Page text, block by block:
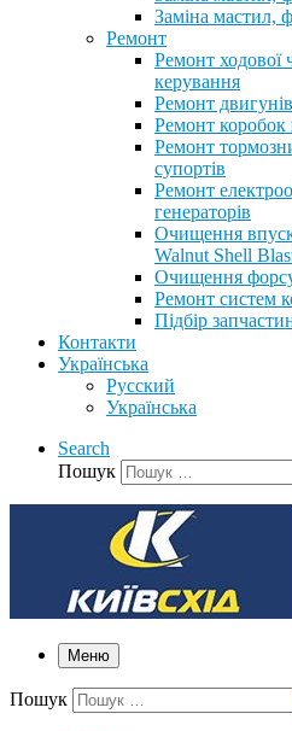
Заміна мастил,
Ремонт
Ремонт ходової
керування
Ремонт двигунів
Ремонт коробок
Ремонт
супортів
Ремонт
генераторів
Очищення
Walnut Shell
Очищення
Ремонт систем
Підбір
Контакти
Українська
Русский
Українська
Search
Пошук
Меню
Пошук